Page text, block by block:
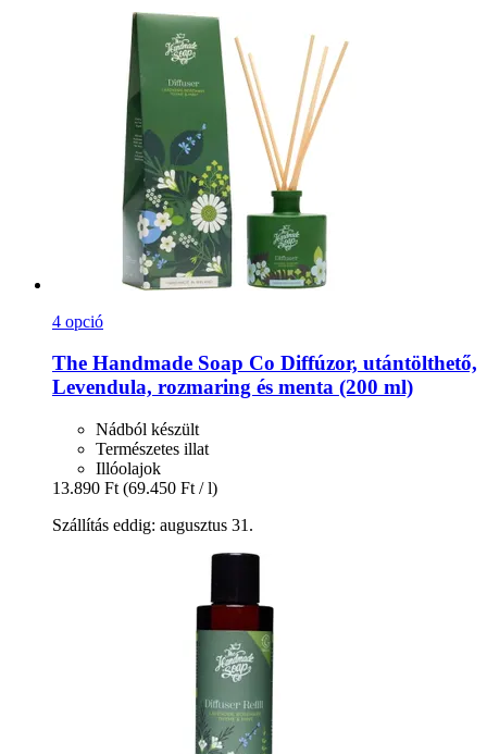
4 opció
The Handmade Soap Co Diffúzor, utántölthető,
Levendula, rozmaring és menta (200 ml)
Nádból készült
Természetes illat
Illóolajok
13.890 Ft (69.450 Ft / l)
Szállítás eddig: augusztus 31.